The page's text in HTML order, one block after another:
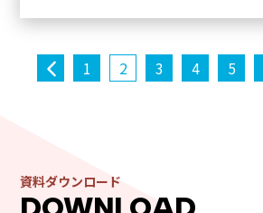
ー
1 2 3 4 5
資料ダウンロード